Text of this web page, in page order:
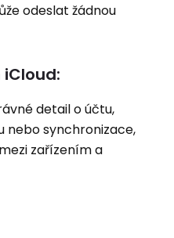
odeslat žádnou
detail o účtu,
nebo synchronizace,
zařízením a